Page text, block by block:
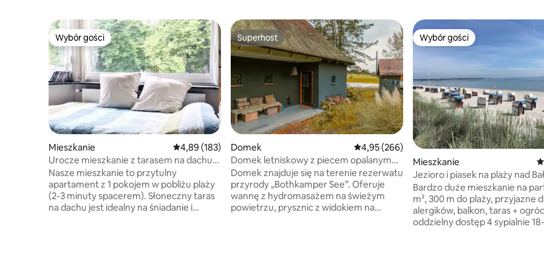
Wybór gości
Wybór gości
Mieszkanie Średnia ocena: 4,89 na 5, liczba recenzji: 183
4,89 (183)
Urocze mieszkanie z tarasem na dachu,
tylko 200 m od plaży
Nasze mieszkanie to przytulny
apartament z 1 pokojem w pobliżu plaży
(2-3 minuty spacerem). Słoneczny taras
na dachu jest idealny na śniadanie i
Superhost
Superhost
Domek Średnia ocena: 4,95 na 5, liczba recenzji: 266
4,95 (266)
Domek letniskowy z piecem opalanym
drewnem, jacuzzi i sauną parową
Domek znajduje się na terenie rezerwatu
przyrody „Bothkamper See”. Oferuje
wannę z hydromasażem na świeżym
powietrzu, prysznic z widokiem na
Wybór gości
Wybór gości
Mieszkanie
Jezioro i piasek na plaży nad
Scharbeutz
Bardzo duże mieszkanie na
m², 300 m do plaży, przyjazne
alergików, balkon, taras +
oddzielny dostęp 4 sypialnie